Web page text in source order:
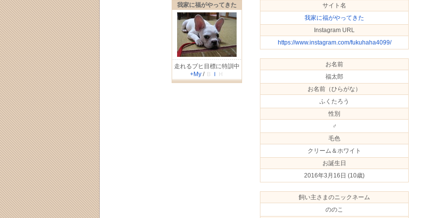
我家に福がやってきた
走れるブヒ目標に特訓中
+My / Ｂ Ｉ Ｈ
サイト名
我家に福がやってきた
Instagram URL
https://www.instagram.com/fukuhaha4099/
お名前
福太郎
お名前（ひらがな）
ふくたろう
性別
♂
毛色
クリーム＆ホワイト
お誕生日
2016年3月16日 (10歳)
飼い主さまのニックネーム
ののこ